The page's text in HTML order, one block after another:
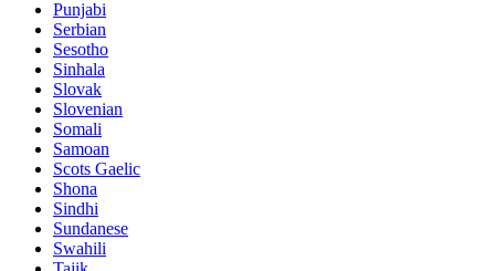
Punjabi
Serbian
Sesotho
Sinhala
Slovak
Slovenian
Somali
Samoan
Scots Gaelic
Shona
Sindhi
Sundanese
Swahili